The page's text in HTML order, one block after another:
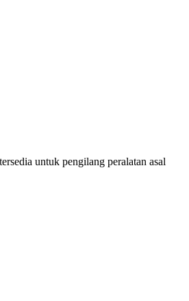
untuk pengilang peralatan asal